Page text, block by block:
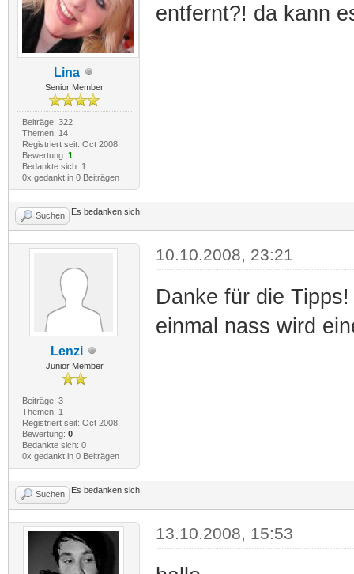
Lina
Senior Member
Beiträge: 322
Themen: 14
Registriert seit: Oct 2008
Bewertung: 1
Bedankte sich: 1
0x gedankt in 0 Beiträgen
entfernt?! da kann
Suchen Es bedanken sich:
Lenzi
Junior Member
Beiträge: 3
Themen: 1
Registriert seit: Oct 2008
Bewertung: 0
Bedankte sich: 0
0x gedankt in 0 Beiträgen
10.10.2008, 23:21
Danke für die
einmal nass wird
Suchen Es bedanken sich:
13.10.2008, 15:53